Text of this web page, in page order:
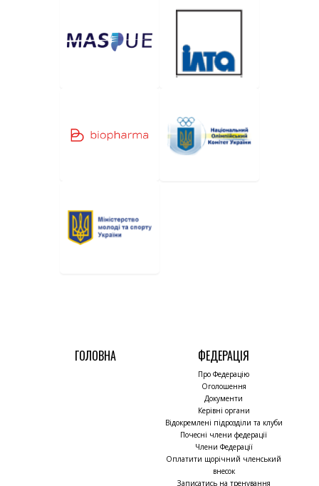
ГОЛОВНА ФЕДЕРАЦІЯ
Про Федерацію
Оголошення
Документи
Керівні органи
Відокремлені підрозділи та клуби
Почесні члени федерації
Члени Федерації
Оплатити щорічний членський
внесок
Записатись на тренування